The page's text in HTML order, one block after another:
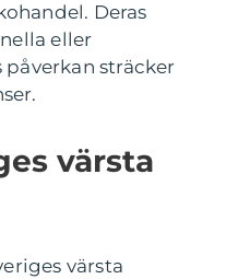
Deras
eller
sträcker
värsta
värsta